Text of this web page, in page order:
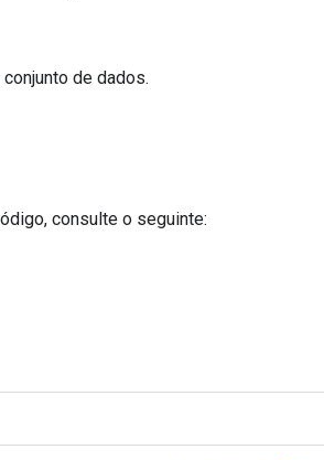
de dados.
consulte o seguinte: